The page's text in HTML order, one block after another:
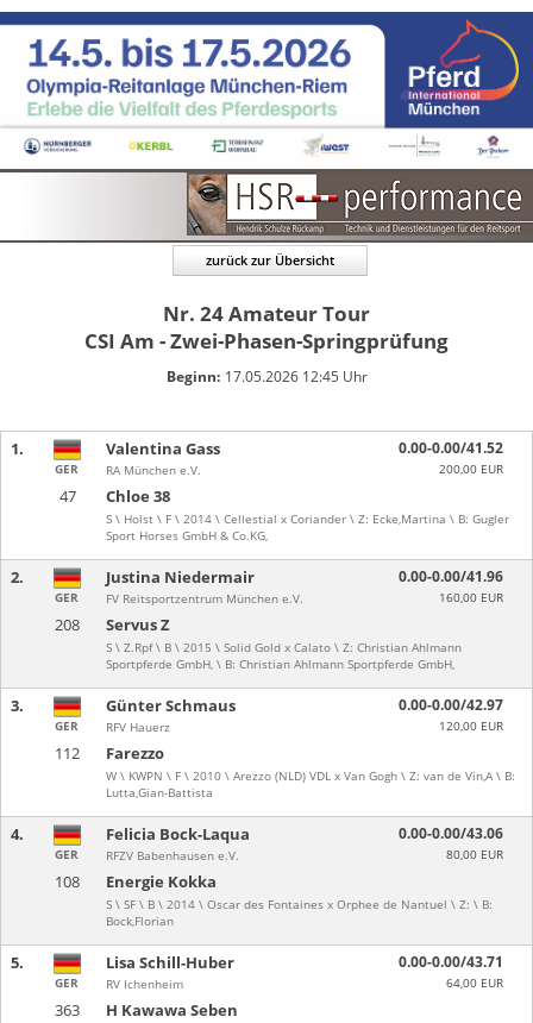
zurück zur Übersicht
Nr. 24Amateur Tour
CSI Am - Zwei-Phasen-Springprüfung
Beginn: 17.05.2026 12:45 Uhr
1.
47 Chloe 38
S \ Holst \ F \ 2014 \ Cellestial x Coriander \ Z: Ecke,Martina \ B: Gugler
Sport Horses GmbH & Co.KG,
GER
Valentina Gass
RA München e.V.
0.00-0.00/41.52
200,00 EUR
2.
208 Servus Z
S \ Z.Rpf \ B \ 2015 \ Solid Gold x Calato \ Z: Christian Ahlmann
Sportpferde GmbH, \ B: Christian Ahlmann Sportpferde GmbH,
GER
Justina Niedermair
FV Reitsportzentrum München e.V.
0.00-0.00/41.96
160,00 EUR
3.
112 Farezzo
W \ KWPN \ F \ 2010 \ Arezzo (NLD) VDL x Van Gogh \ Z: van de Vin,A \ B:
Lutta,Gian-Battista
GER
Günter Schmaus
RFV Hauerz
0.00-0.00/42.97
120,00 EUR
4.
108 Energie Kokka
S \ SF \ B \ 2014 \ Oscar des Fontaines x Orphee de Nantuel \ Z: \ B:
Bock,Florian
GER
Felicia Bock-Laqua
RFZV Babenhausen e.V.
0.00-0.00/43.06
80,00 EUR
5.
363 H Kawawa Seben
GER
Lisa Schill-Huber
RV Ichenheim
0.00-0.00/43.71
64,00 EUR